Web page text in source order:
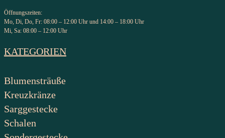
Öffnungszeiten:
Mo, Di, Do, Fr: 08:00 – 12:00 Uhr und 14:00 – 18:00 Uhr
Mi, Sa: 08:00 – 12:00 Uhr
KATEGORIEN
Blumensträuße
Kreuzkränze
Sarggestecke
Schalen